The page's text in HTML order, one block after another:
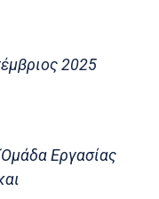
2025
Εργασίας